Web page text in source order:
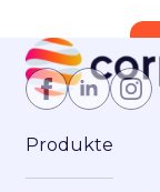
Produkte